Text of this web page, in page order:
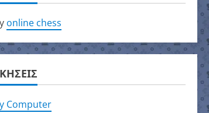
online chess
Computer